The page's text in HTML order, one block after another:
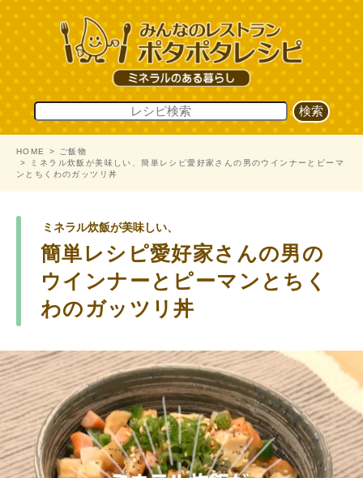
HOME
ご飯物
ミネラル炊飯が美味しい、簡単レシピ愛好家さんの男のウインナーとピーマ
ンとちくわのガッツリ丼
ミネラル炊飯が美味しい、
簡単レシピ愛好家さんの男の
ウインナーとピーマンとちく
わのガッツリ丼